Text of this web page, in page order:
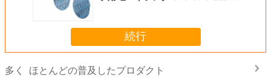
続行
多く ほとんどの普及したプロダクト